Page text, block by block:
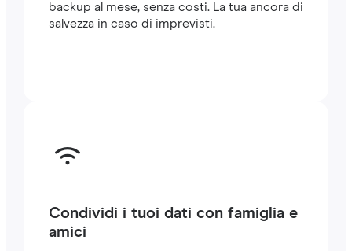
backup al mese, senza costi. La tua ancora di
salvezza in caso di imprevisti.
Condividi i tuoi dati con famiglia e
amici